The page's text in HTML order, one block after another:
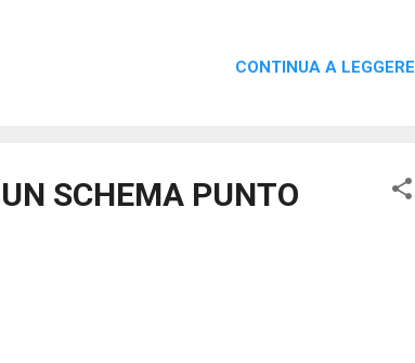
CONTINUA A LEGGERE
SCHEMA PUNTO